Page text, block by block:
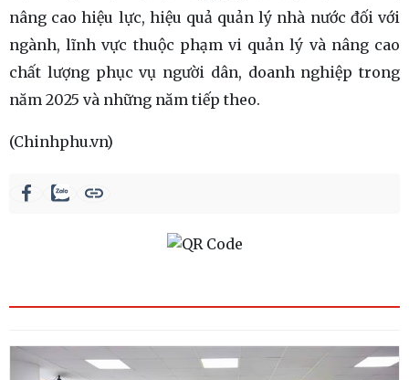
nâng cao hiệu lực, hiệu quả quản lý nhà nước đối với
ngành, lĩnh vực thuộc phạm vi quản lý và nâng cao
chất lượng phục vụ người dân, doanh nghiệp trong
năm 2025 và những năm tiếp theo.
(Chinhphu.vn)